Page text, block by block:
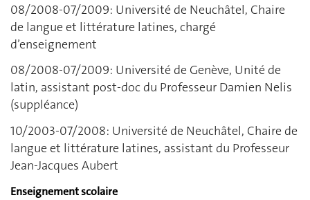
08/2008-07/2009: Université de Neuchâtel, Chaire
de langue et littérature latines, chargé
d’enseignement
08/2008-07/2009: Université de Genève, Unité de
latin, assistant post-doc du Professeur Damien Nelis
(suppléance)
10/2003-07/2008: Université de Neuchâtel, Chaire de
langue et littérature latines, assistant du Professeur
Jean-Jacques Aubert
Enseignement scolaire